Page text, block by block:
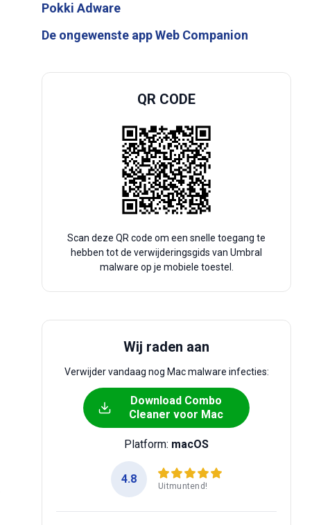
Pokki Adware
De ongewenste app Web Companion
QR CODE
Scan deze QR code om een snelle toegang te
hebben tot de verwijderingsgids van Umbral
malware op je mobiele toestel.
Wij raden aan
Verwijder vandaag nog Mac malware infecties:
Download Combo
Cleaner voor Mac
Platform: macOS
4.8
Uitmuntend!